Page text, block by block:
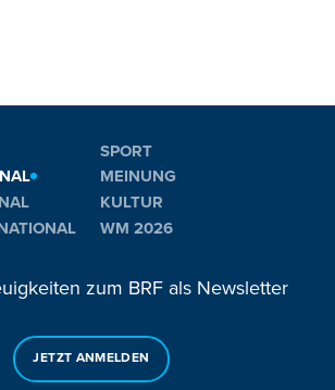
SPORT
MEINUNG
KULTUR
WM 2026
zum BRF als Newsletter
JETZT ANMELDEN